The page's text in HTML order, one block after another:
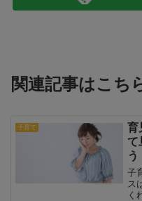
関連記事はこち
子育て
育
て
う
子
ス
く